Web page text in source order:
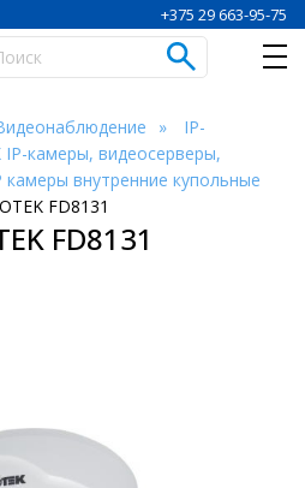
+375 29 663-95-75
IP-
IP-камеры, видеосерверы,
камеры внутренние купольные
FD8131
FD8131